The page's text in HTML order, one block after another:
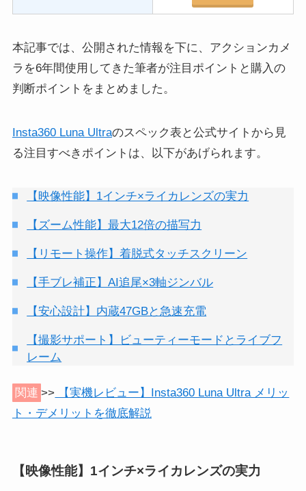
本記事では、公開された情報を下に、アクションカメ
ラを6年間使用してきた筆者が注目ポイントと購入の
判断ポイントをまとめました。
Insta360 Luna Ultraのスペック表と公式サイトから見
る注目すべきポイントは、以下があげられます。
【映像性能】1インチ×ライカレンズの実力
【ズーム性能】最大12倍の描写力
【リモート操作】着脱式タッチスクリーン
【手ブレ補正】AI追尾×3軸ジンバル
【安心設計】内蔵47GBと急速充電
【撮影サポート】ビューティーモードとライブフ
レーム
関連 >> 【実機レビュー】Insta360 Luna Ultra メリッ
ト・デメリットを徹底解説
【映像性能】1インチ×ライカレンズの実力